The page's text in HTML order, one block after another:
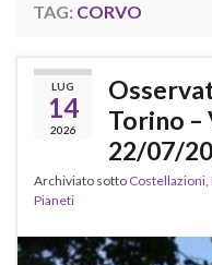
TAG: CORVO
LUG
14
2026
Torino
22/07/
Archiviato sotto Costellazioni,
Pianeti